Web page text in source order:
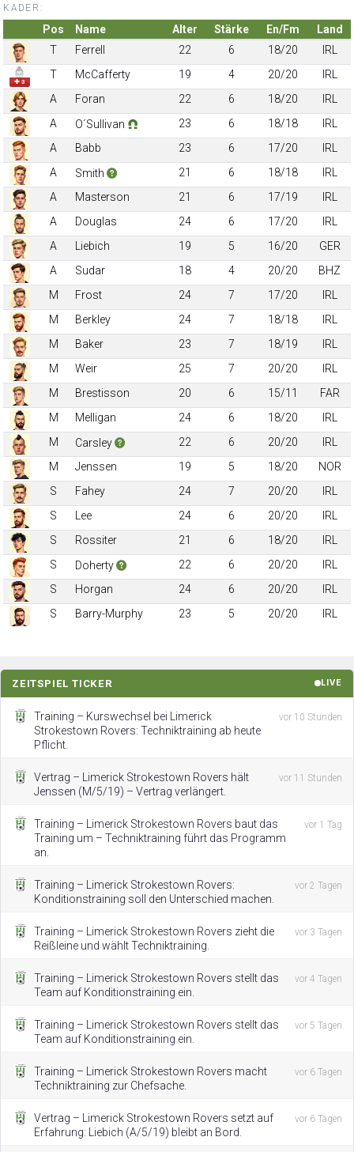
KADER:
Pos Name Alter Stärke En/Fm
Land
T
Ferrell 22 6 18/20 IRL
✚ 3
T McCafferty 19 4 20/20
IRL
A
Foran 22 6 18/20
IRL
A
O´Sullivan 23 6 18/18
IRL
A
Babb 23 6 17/20
IRL
A
Smith 21 6 18/18
IRL
A
Masterson 21 6 17/19
IRL
A
Douglas 24 6 17/20
IRL
A
Liebich 19 5 16/20
GER
A
Sudar 18 4 20/20
BHZ
M
Frost 24 7 17/20
IRL
M
Berkley 24 7 18/18
IRL
M
Baker 23 7 18/19
IRL
M
Weir 25 7 20/20
IRL
M
Brestisson 20 6 15/11
FAR
M
Melligan 24 6 18/20
IRL
M
Carsley 22 6 20/20
IRL
M
Jenssen 19 5 18/20
NOR
S
Fahey 24 7 20/20
IRL
S
Lee 24 6 20/20
IRL
S
Rossiter 21 6 18/20
IRL
S
Doherty 22 6 20/20
IRL
S
Horgan 24 6 20/20
IRL
S
Barry-Murphy 23 5 20/20 IRL
ZEITSPIEL TICKER LIVE
Training – Kurswechsel bei Limerick
Strokestown Rovers: Techniktraining ab heute
Pflicht.
vor 10 Stunden
Vertrag – Limerick Strokestown Rovers hält
Jenssen (M/5/19) – Vertrag verlängert.
vor 11 Stunden
Training – Limerick Strokestown Rovers baut das
Training um – Techniktraining führt das Programm
an.
vor 1 Tag
Training – Limerick Strokestown Rovers:
Konditionstraining soll den Unterschied machen.
vor 2 Tagen
Training – Limerick Strokestown Rovers zieht die
Reißleine und wählt Techniktraining.
vor 3 Tagen
Training – Limerick Strokestown Rovers stellt das
Team auf Konditionstraining ein.
vor 4 Tagen
Training – Limerick Strokestown Rovers stellt das
Team auf Konditionstraining ein.
vor 5 Tagen
Training – Limerick Strokestown Rovers macht
Techniktraining zur Chefsache.
vor 6 Tagen
Vertrag – Limerick Strokestown Rovers setzt auf
Erfahrung: Liebich (A/5/19) bleibt an Bord.
vor 6 Tagen